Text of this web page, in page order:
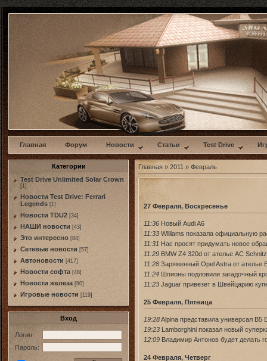
w
Главная Форум Новости Статьи Test Drive
Категории
Test Drive Unlimited Solar Crown
[1]
Новости Test Drive: Ferrari
Legends [1]
Новости TDU2 [34]
НАШИ новости [43]
Это интересно [84]
Сетевые новости [57]
Автоновости [417]
Новости софта [48]
Новоcти железа [90]
Игровые новости [119]
Вход
Логин:
Пароль:
Главная » 2011 » Февраль
27 Февраля, Воскресенье
11:36 Новый Audi A6 (3)
11:33 Williams показала официальную
11:31 Нас просят придумать новое
11:29 BMW Z4 320d от ателье AC
11:28 Заряженный Opel Astra от ателье
11:24 Шпионы подловили загадочный
11:23 Jaguar привезет в Швейцарию
25 Февраля, Пятница
19:28Alpina представила универсал B5
19:23 Lamborghini показал новый
12:09 Владимир Антонов будет делать
24 Февраля, Четверг